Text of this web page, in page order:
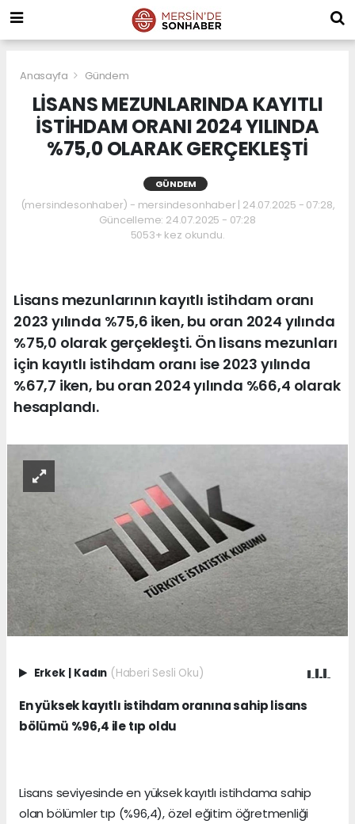
Anasayfa Gündem
LİSANS MEZUNLARINDA KAYITLI
İSTİHDAM ORANI 2024 YILINDA
%75,0 OLARAK GERÇEKLEŞTİ
GÜNDEM
(mersindesonhaber) - mersindesonhaber | 24.07.2025 - 07:28,
Güncelleme: 24.07.2025 - 07:28
5053+ kez okundu.
Lisans mezunlarının kayıtlı istihdam oranı
2023 yılında %75,6 iken, bu oran 2024 yılında
%75,0 olarak gerçekleşti. Ön lisans mezunları
için kayıtlı istihdam oranı ise 2023 yılında
%67,7 iken, bu oran 2024 yılında %66,4 olarak
hesaplandı.
Erkek | Kadın (Haberi Sesli Oku)
En yüksek kayıtlı istihdam oranına sahip lisans
bölümü %96,4 ile tıp oldu
Lisans seviyesinde en yüksek kayıtlı istihdama sahip
olan bölümler tıp (%96,4), özel eğitim öğretmenliği